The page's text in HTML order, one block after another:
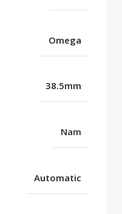
Omega
38.5mm
Nam
Automatic